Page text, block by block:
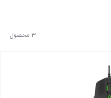
3 محصول